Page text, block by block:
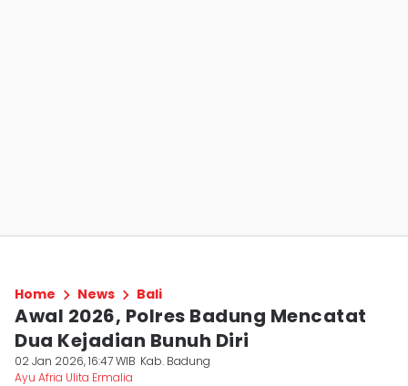
Home News Bali
Awal 2026, Polres Badung Mencatat
Dua Kejadian Bunuh Diri
02 Jan 2026, 16:47 WIB Kab. Badung
Ayu Afria Ulita Ermalia